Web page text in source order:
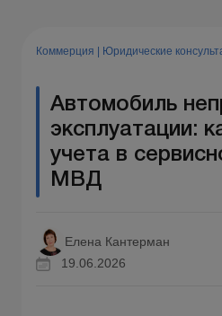
Коммерция Юридические
Автомобиль
эксплуатации:
учета в
МВД
Елена Кантерман
19.06.2026